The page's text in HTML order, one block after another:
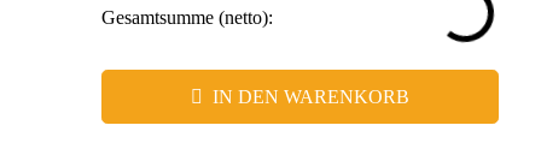
Gesamtsumme (netto):
IN DEN WARENKORB